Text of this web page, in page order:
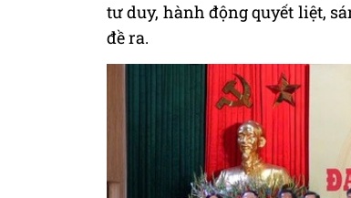
tư duy, hành động quyết liệt,
đề ra.